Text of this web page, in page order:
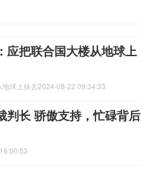
应把联合国大楼从地球上
球上抹去2024-08-22 09:34:33
判长 骄傲支持，忙碌背后